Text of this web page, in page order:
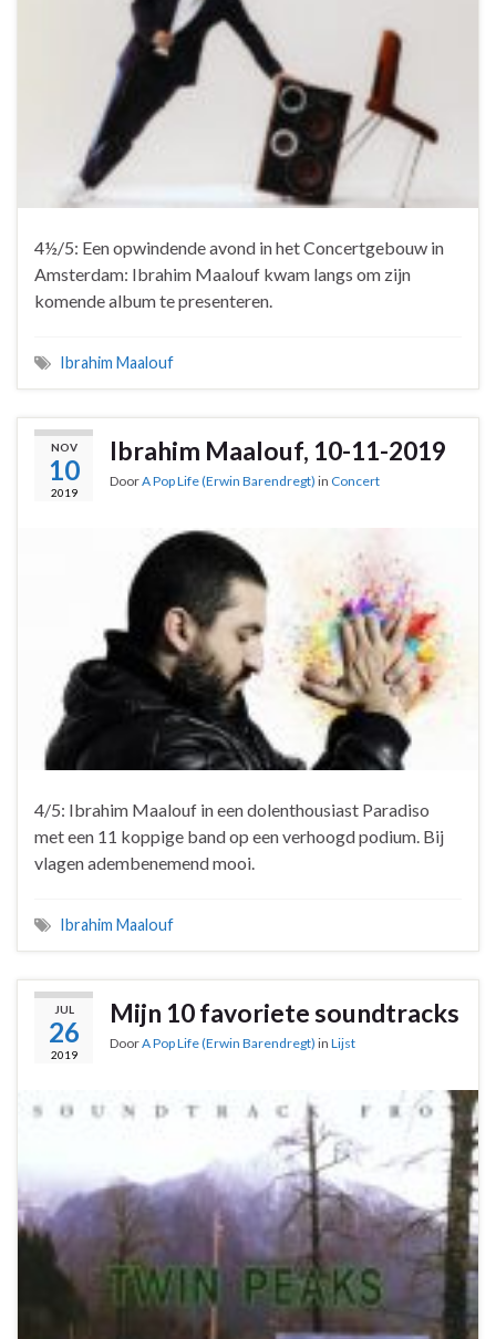
4½/5: Een opwindende avond in het Concertgebouw in
Amsterdam: Ibrahim Maalouf kwam langs om zijn
komende album te presenteren.
Ibrahim Maalouf
NOV
10
2019
Ibrahim Maalouf, 10-11-2019
DoorA Pop Life (Erwin Barendregt) in Concert
4/5: Ibrahim Maalouf in een dolenthousiast Paradiso
met een 11 koppige band op een verhoogd podium. Bij
vlagen adembenemend mooi.
Ibrahim Maalouf
JUL
26
2019
Mijn 10 favoriete soundtracks
DoorA Pop Life (Erwin Barendregt) in Lijst